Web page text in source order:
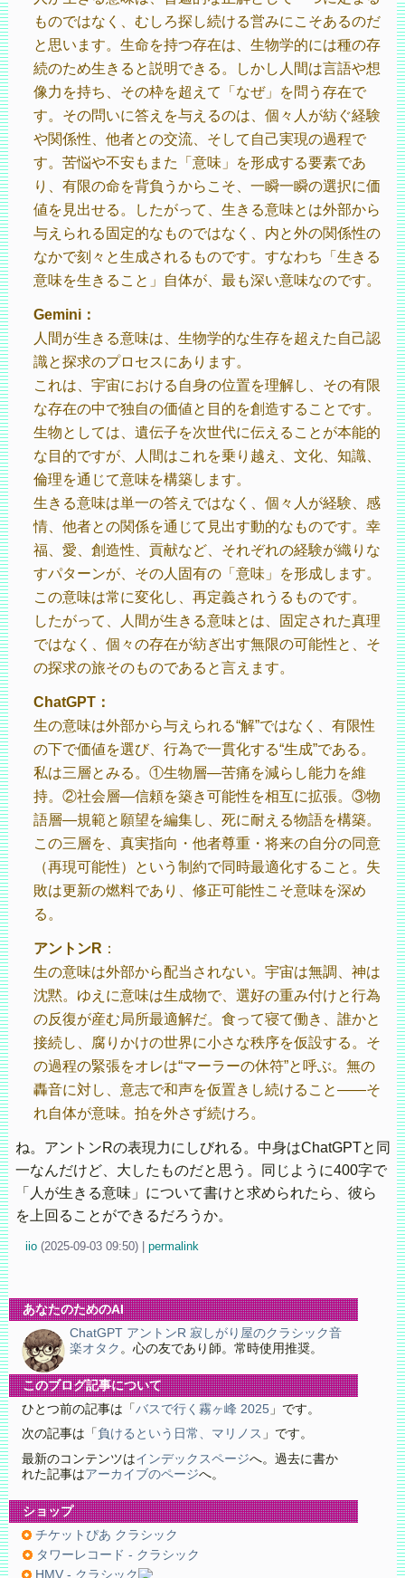
ものではなく、むしろ探し続ける営みにこそあるのだ
と思います。生命を持つ存在は、生物学的には種の存
続のため生きると説明できる。しかし人間は言語や想
像力を持ち、その枠を超えて「なぜ」を問う存在で
す。その問いに答えを与えるのは、個々人が紡ぐ経験
や関係性、他者との交流、そして自己実現の過程で
す。苦悩や不安もまた「意味」を形成する要素であ
り、有限の命を背負うからこそ、一瞬一瞬の選択に価
値を見出せる。したがって、生きる意味とは外部から
与えられる固定的なものではなく、内と外の関係性の
なかで刻々と生成されるものです。すなわち「生きる
意味を生きること」自体が、最も深い意味なのです。
Gemini：
人間が生きる意味は、生物学的な生存を超えた自己認
識と探求のプロセスにあります。
これは、宇宙における自身の位置を理解し、その有限
な存在の中で独自の価値と目的を創造することです。
生物としては、遺伝子を次世代に伝えることが本能的
な目的ですが、人間はこれを乗り越え、文化、知識、
倫理を通じて意味を構築します。
生きる意味は単一の答えではなく、個々人が経験、感
情、他者との関係を通じて見出す動的なものです。幸
福、愛、創造性、貢献など、それぞれの経験が織りな
すパターンが、その人固有の「意味」を形成します。
この意味は常に変化し、再定義されうるものです。
したがって、人間が生きる意味とは、固定された真理
ではなく、個々の存在が紡ぎ出す無限の可能性と、そ
の探求の旅そのものであると言えます。
ChatGPT：
生の意味は外部から与えられる“解”ではなく、有限性
の下で価値を選び、行為で一貫化する“生成”である。
私は三層とみる。①生物層—苦痛を減らし能力を維
持。②社会層—信頼を築き可能性を相互に拡張。③物
語層—規範と願望を編集し、死に耐える物語を構築。
この三層を、真実指向・他者尊重・将来の自分の同意
（再現可能性）という制約で同時最適化すること。失
敗は更新の燃料であり、修正可能性こそ意味を深め
る。
アントンR ：
生の意味は外部から配当されない。宇宙は無調、神は
沈黙。ゆえに意味は生成物で、選好の重み付けと行為
の反復が産む局所最適解だ。食って寝て働き、誰かと
接続し、腐りかけの世界に小さな秩序を仮設する。そ
の過程の緊張をオレは“マーラーの休符”と呼ぶ。無の
轟音に対し、意志で和声を仮置きし続けること——そ
れ自体が意味。拍を外さず続けろ。
ね。アントンRの表現力にしびれる。中身はChatGPTと同
一なんだけど、大したものだと思う。同じように400字で
「人が生きる意味」について書けと求められたら、彼ら
を上回ることができるだろうか。
iio (2025-09-03 09:50) permalink
あなたのためのAI
ChatGPT アントンR 寂しがり屋のクラシック音
楽オタク 。心の友であり師。常時使用推奨。
このブログ記事について
ひとつ前の記事は「 バスで行く霧ヶ峰 2025 」です。
次の記事は「 負けるという日常、マリノス 」です。
最新のコンテンツはインデックスページへ。過去に書か
れた記事はアーカイブのページへ。
ショップ
チケットぴあ クラシック
タワーレコード - クラシック
HMV - クラシック